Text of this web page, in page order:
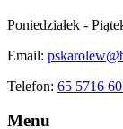
Poniedziałek -
Email:
Telefon: 65 5716
Menu